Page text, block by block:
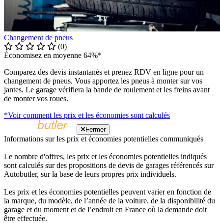
Changement de pneus
(0)
Économisez en moyenne 64%*
Comparez des devis instantanés et prenez RDV en ligne pour un
changement de pneus. Vous apportez les pneus à monter sur vos
jantes. Le garage vérifiera la bande de roulement et les freins avant
de monter vos roues.
*Voir comment les prix et les économies sont calculés
Fermer
Informations sur les prix et économies potentielles communiqués
Le nombre d'offres, les prix et les économies potentielles indiqués
sont calculés sur des propositions de devis de garages référencés sur
Autobutler, sur la base de leurs propres prix individuels.
Les prix et les économies potentielles peuvent varier en fonction de
la marque, du modèle, de l’année de la voiture, de la disponibilité du
garage et du moment et de l’endroit en France où la demande doit
être effectuée.